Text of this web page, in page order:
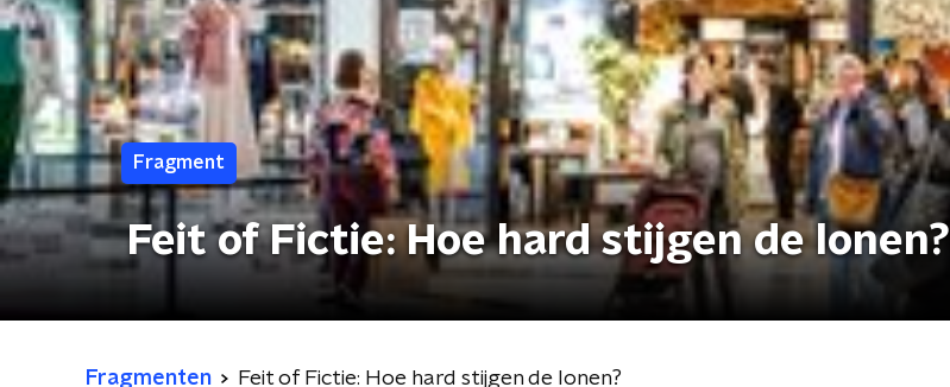
Fragment
Feit of Fictie: Hoe hard stijgen de lonen?
Fragmenten Feit of Fictie: Hoe hard stijgen de lonen?